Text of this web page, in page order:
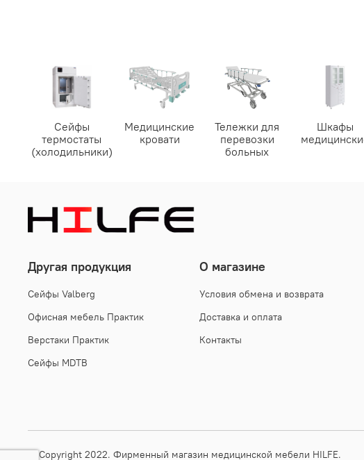
Сейфы
термостаты
(холодильники)
Медицинские
кровати
Тележки для
перевозки
больных
Шкафы
Другая продукция
Cейфы Valberg
Офисная мебель Практик
Верстаки Практик
Сейфы MDTB
О магазине
Условия обмена и возврата
Доставка и оплата
Контакты
© Copyright 2022. Фирменный магазин медицинской мебели HILFE.